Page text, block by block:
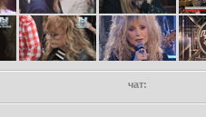
чат: